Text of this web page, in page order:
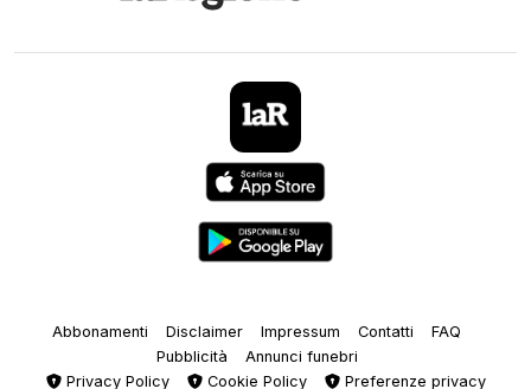
Abbonamenti Disclaimer Impressum Contatti
FAQ
Pubblicità
Annunci funebri
Privacy Policy
Cookie Policy Preferenze privacy